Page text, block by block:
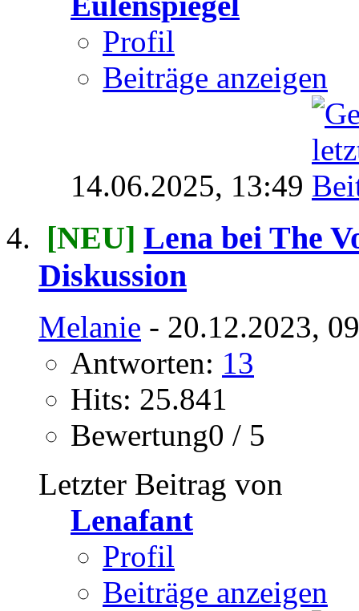
Profil
Beiträge anzeigen
14.06.2025, 13:49
[NEU] Lena bei The
Diskussion
Melanie - 20.12.2023,
Antworten: 13
Hits: 25.841
Bewertung0 / 5
Letzter Beitrag von
Lenafant
Profil
Beiträge anzeigen